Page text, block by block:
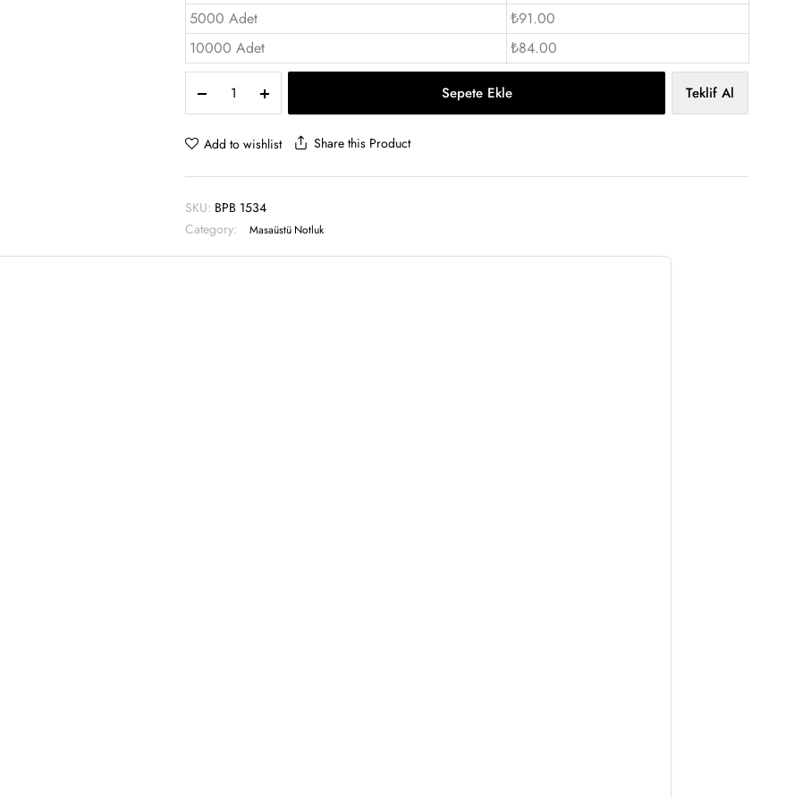
5000 Adet
₺91.00
10000 Adet
₺84.00
Bloknot
Sert
Kutu
BPB
quantity
Sepete Ekle Teklif Al
Add to wishlist Share this Product
SKU: BPB 1534
Category:
Masaüstü Notluk